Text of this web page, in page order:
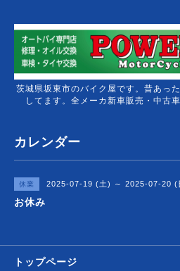
茨城県坂東市のバイク屋です。昔あっ
してます。全メーカ新車販売・中古
カレンダー
休業 2025-07-19 (土) ～ 2025-07-20 (
お休み
トップページ